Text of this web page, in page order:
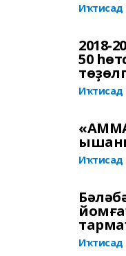
Иҡтисад
2018-
50
Иҡтисад
Иҡтисад
Иҡтисад